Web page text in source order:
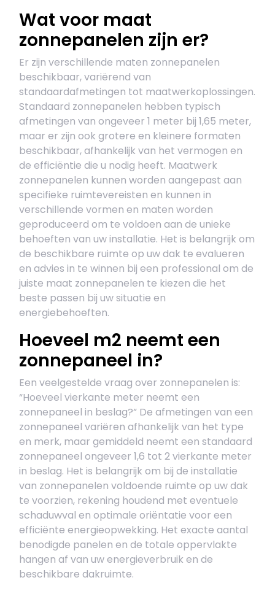
Wat voor maat
zonnepanelen zijn er?
Er zijn verschillende maten zonnepanelen
beschikbaar, variërend van
standaardafmetingen tot maatwerkoplossingen.
Standaard zonnepanelen hebben typisch
afmetingen van ongeveer 1 meter bij 1,65 meter,
maar er zijn ook grotere en kleinere formaten
beschikbaar, afhankelijk van het vermogen en
de efficiëntie die u nodig heeft. Maatwerk
zonnepanelen kunnen worden aangepast aan
specifieke ruimtevereisten en kunnen in
verschillende vormen en maten worden
geproduceerd om te voldoen aan de unieke
behoeften van uw installatie. Het is belangrijk om
de beschikbare ruimte op uw dak te evalueren
en advies in te winnen bij een professional om de
juiste maat zonnepanelen te kiezen die het
beste passen bij uw situatie en
energiebehoeften.
Hoeveel m2 neemt een
zonnepaneel in?
Een veelgestelde vraag over zonnepanelen is:
“Hoeveel vierkante meter neemt een
zonnepaneel in beslag?” De afmetingen van een
zonnepaneel variëren afhankelijk van het type
en merk, maar gemiddeld neemt een standaard
zonnepaneel ongeveer 1,6 tot 2 vierkante meter
in beslag. Het is belangrijk om bij de installatie
van zonnepanelen voldoende ruimte op uw dak
te voorzien, rekening houdend met eventuele
schaduwval en optimale oriëntatie voor een
efficiënte energieopwekking. Het exacte aantal
benodigde panelen en de totale oppervlakte
hangen af van uw energieverbruik en de
beschikbare dakruimte.